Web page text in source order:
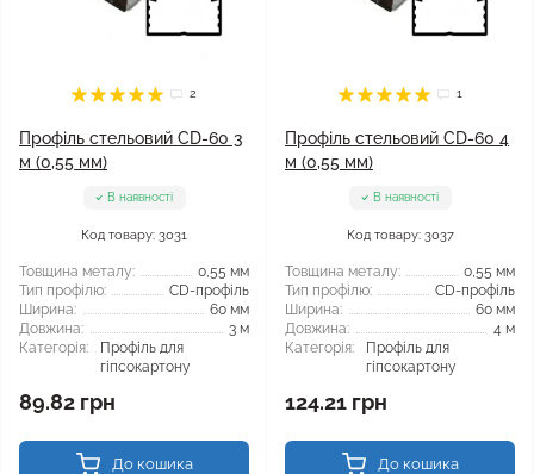
2
Профіль стельовий CD-60 3
м (0,55 мм)
В наявності
Код товару: 3031
Товщина металу:
0,55 мм
Тип профілю:
CD-профіль
Ширина:
60 мм
Довжина:
3 м
Категорія:
Профіль для
гіпсокартону
89.82 грн
До кошика
1
Профіль стельовий CD-60 4
м (0,55 мм)
В наявності
Код товару: 3037
Товщина металу:
0,55 мм
Тип профілю:
CD-профіль
Ширина:
60 мм
Довжина:
4 м
Категорія:
Профіль для
гіпсокартону
124.21 грн
До кошика